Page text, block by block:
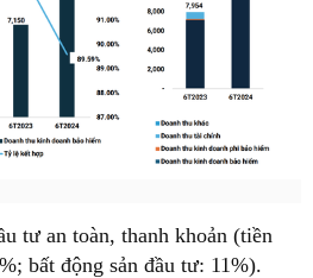
tư an toàn, thanh khoản (tiền
bất động sản đầu tư: 11%).